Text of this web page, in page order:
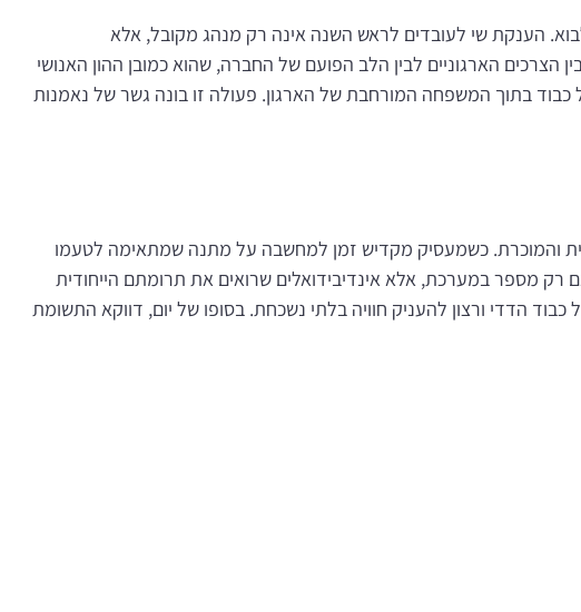
הענקת שי לעובדים לראש השנה אינה רק מנהג מקובל, אלא
הארגוניים לבין הלב הפועם של החברה, שהוא כמובן ההון האנושי
בתוך המשפחה המורחבת של הארגון. פעולה זו בונה גשר של נאמנות
והמוכרת. כשמעסיק מקדיש זמן למחשבה על מתנה שמתאימה לטעמו
רק מספר במערכת, אלא אינדיבידואלים שרואים את תרומתם הייחודית
הדדי ורצון להעניק חוויה בלתי נשכחת. בסופו של יום, דווקא התשומת